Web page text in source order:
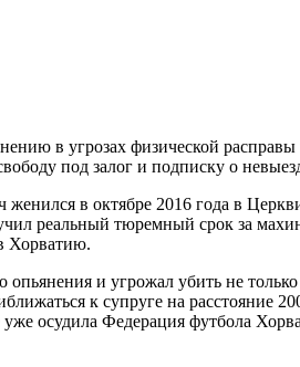
в угрозах физической
под залог и подписку о
в октябре 2016 года в
реальный тюремный срок за
Хорватию.
и угрожал убить не
к супруге на расстояние
осудила Федерация футбола